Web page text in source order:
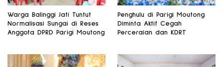
Warga Balinggi Jati Tuntut
Normalisasi Sungai di Reses
Anggota DPRD Parigi Moutong
Penghulu di Parigi Moutong
Diminta Aktif Cegah
Perceraian dan KDRT